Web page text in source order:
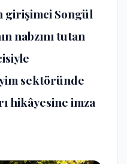
girişimci Songül
nabzını tutan
sektöründe
hikâyesine imza